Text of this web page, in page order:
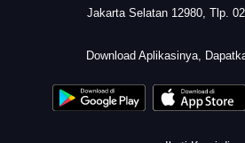
Jakarta Selatan 12980, Tlp.
Download Aplikasinya,